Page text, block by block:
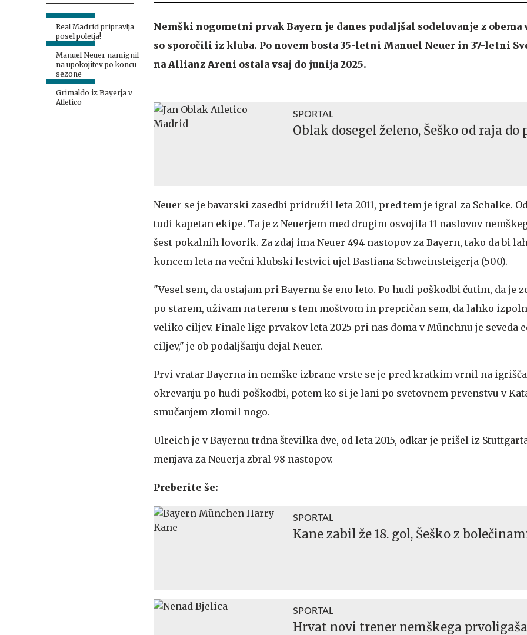
Real Madrid pripravlja
posel poletja!
Manuel Neuer namignil
na upokojitev po koncu
sezone
Grimaldo iz Bayerja v
Atletico
Nemški nogometni prvak Bayern je danes podaljšal sodelovanje z obema
so sporočili iz kluba. Po novem bosta 35-letni Manuel Neuer in 37-letni
na Allianz Areni ostala vsaj do junija 2025.
SPORTAL
Oblak dosegel želeno, Šeško od raja do
Neuer se je bavarski zasedbi pridružil leta 2011, pred tem je igral za Schalke.
tudi kapetan ekipe. Ta je z Neuerjem med drugim osvojila 11 naslovov
šest pokalnih lovorik. Za zdaj ima Neuer 494 nastopov za Bayern, tako da bi
koncem leta na večni klubski lestvici ujel Bastiana Schweinsteigerja (500).
"Vesel sem, da ostajam pri Bayernu še eno leto. Po hudi poškodbi čutim, da je
po starem, uživam na terenu s tem moštvom in prepričan sem, da lahko
veliko ciljev. Finale lige prvakov leta 2025 pri nas doma v Münchnu je seveda
ciljev," je ob podaljšanju dejal Neuer.
Prvi vratar Bayerna in nemške izbrane vrste se je pred kratkim vrnil na
okrevanju po hudi poškodbi, potem ko si je lani po svetovnem prvenstvu v
smučanjem zlomil nogo.
Ulreich je v Bayernu trdna številka dve, od leta 2015, odkar je prišel iz
menjava za Neuerja zbral 98 nastopov.
Preberite še:
SPORTAL
Kane zabil že 18. gol, Šeško z
SPORTAL
Hrvat novi trener nemškega prvoligaša